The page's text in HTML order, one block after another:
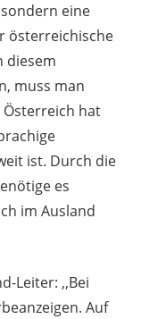
eine
österreichische
diesem
muss man
Österreich hat
ist. Durch die
es
im Ausland
Leiter: ,,Bei
Auf